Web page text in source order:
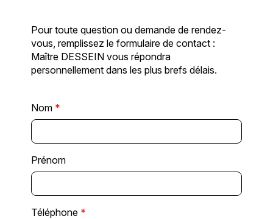
Pour toute question ou demande de rendez-
vous, remplissez le formulaire de contact :
Maître DESSEIN vous répondra
personnellement dans les plus brefs délais.
Nom *
Prénom
Téléphone *